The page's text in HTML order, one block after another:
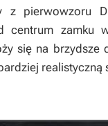
z pierwowzoru
centrum zamku
się na
realistyczną